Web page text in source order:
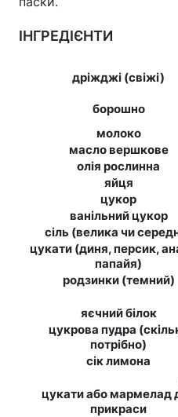
Цікавинки
Лонгріди
Відео з Youtube
ІНГРЕДІЄНТИ
дріжджі (свіжі)
борошно
молоко
масло вершкове
олія рослинна
яйця
цукор
ванільний цукор
сіль (велика чи
цукати (диня, персик,
папайя)
родзинки (темний)
яєчний білок
цукрова пудра
потрібно)
сік лимона
цукати або мармелад
прикраси